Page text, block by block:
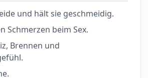
und hält sie geschmeidig.
Schmerzen beim Sex.
Brennen und